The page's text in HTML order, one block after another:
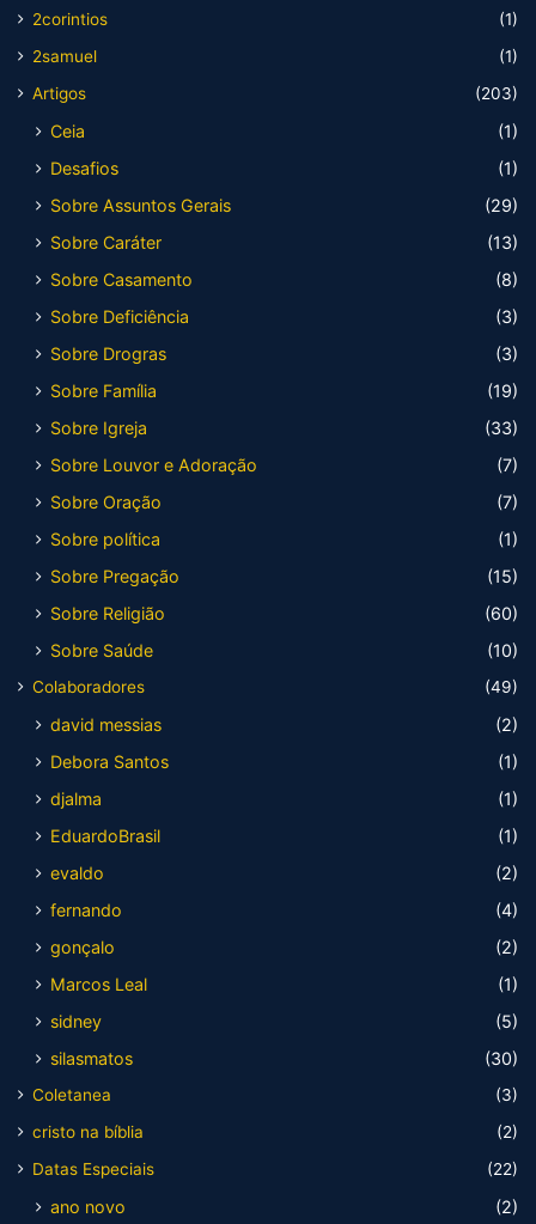
2corintios
(1)
2samuel
(1)
Artigos
(203)
Ceia
(1)
Desafios
(1)
Sobre Assuntos Gerais
(29)
Sobre Caráter
(13)
Sobre Casamento
(8)
Sobre Deficiência
(3)
Sobre Drogras
(3)
Sobre Família
(19)
Sobre Igreja
(33)
Sobre Louvor e Adoração
(7)
Sobre Oração
(7)
Sobre política
(1)
Sobre Pregação
(15)
Sobre Religião
(60)
Sobre Saúde
(10)
Colaboradores (49)
david messias
(2)
Debora Santos
(1)
djalma
(1)
EduardoBrasil
(1)
evaldo
(2)
fernando
(4)
gonçalo
(2)
Marcos Leal
(1)
sidney
(5)
silasmatos
(30)
Coletanea
(3)
cristo na bíblia
(2)
Datas Especiais
(22)
ano novo
(2)